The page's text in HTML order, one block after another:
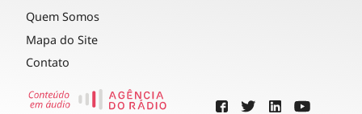
Quem Somos
Mapa do Site
Contato